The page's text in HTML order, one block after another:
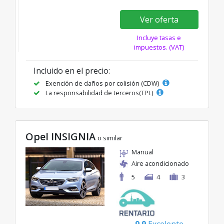
Ver oferta
Incluye tasas e
impuestos. (VAT)
Incluido en el precio:
Exención de daños por colisión (CDW)
La responsabilidad de terceros(TPL)
Opel INSIGNIA o similar
Manual
Aire acondicionado
5
4 3